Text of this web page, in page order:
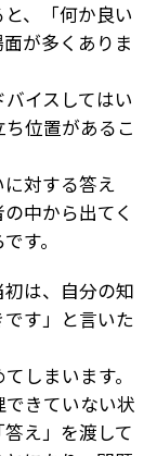
、「何か良い
が多くありま
イスしてはい
位置があるこ
対する答え
中から出てく
す。
は、自分の知
す」と言いた
しまいます。
きていない状
え」を渡して